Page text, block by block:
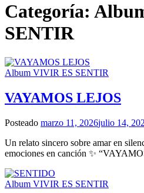
Categoría:
SENTIR
Album VIVIR ES SENTIR
VAYAMOS LEJOS
Posteado marzo 11, 2026julio 14,
Un relato sincero sobre amar en
emociones en canción ✨
Album VIVIR ES SENTIR